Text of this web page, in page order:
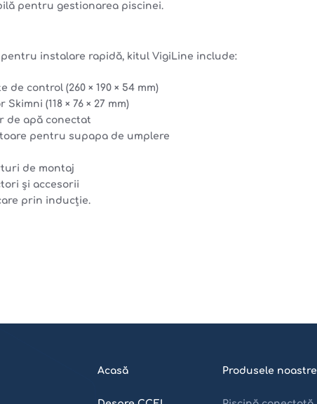
pentru gestionarea piscinei.
instalare rapidă, kitul VigiLine include:
de control (260 × 190 × 54 mm)
Skimni (118 × 76 × 27 mm)
de apă conectat
pentru supapa de umplere
de montaj
și accesorii
prin inducție.
Acasă Produsele noastre